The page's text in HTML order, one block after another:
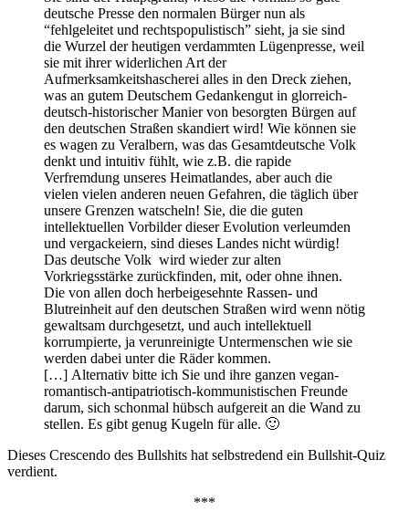
deutsche Presse den normalen Bürger nun als
“fehlgeleitet und rechtspopulistisch” sieht, ja sie sind
die Wurzel der heutigen verdammten Lügenpresse, weil
sie mit ihrer widerlichen Art der
Aufmerksamkeitshascherei alles in den Dreck ziehen,
was an gutem Deutschem Gedankengut in glorreich-
deutsch-historischer Manier von besorgten Bürgen auf
den deutschen Straßen skandiert wird! Wie können sie
es wagen zu Veralbern, was das Gesamtdeutsche Volk
denkt und intuitiv fühlt, wie z.B. die rapide
Verfremdung unseres Heimatlandes, aber auch die
vielen vielen anderen neuen Gefahren, die täglich über
unsere Grenzen watscheln! Sie, die die guten
intellektuellen Vorbilder dieser Evolution verleumden
und vergackeiern, sind dieses Landes nicht würdig!
Das deutsche Volk wird wieder zur alten
Vorkriegsstärke zurückfinden, mit, oder ohne ihnen.
Die von allen doch herbeigesehnte Rassen- und
Blutreinheit auf den deutschen Straßen wird wenn nötig
gewaltsam durchgesetzt, und auch intellektuell
korrumpierte, ja verunreinigte Untermenschen wie sie
werden dabei unter die Räder kommen.
[…] Alternativ bitte ich Sie und ihre ganzen vegan-
romantisch-antipatriotisch-kommunistischen Freunde
darum, sich schonmal hübsch aufgereit an die Wand zu
stellen. Es gibt genug Kugeln für alle. 🙂
Dieses Crescendo des Bullshits hat selbstredend ein Bullshit-Quiz
verdient.
***